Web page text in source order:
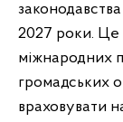
2027 роки. Це
міжнародних
громадських
враховувати